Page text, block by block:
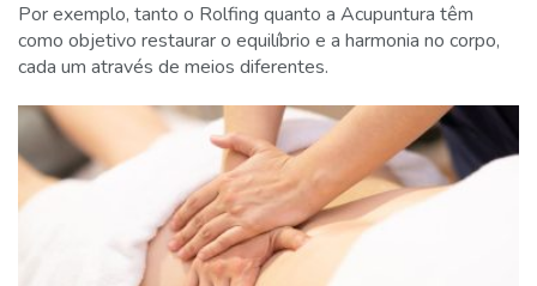
Por exemplo, tanto o Rolfing quanto a Acupuntura têm
como objetivo restaurar o equilíbrio e a harmonia no corpo,
cada um através de meios diferentes.